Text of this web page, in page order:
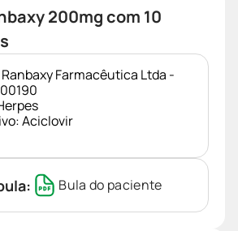
200mg com 10
Ranbaxy Farmacêutica Ltda -
Aciclovir
Bula do paciente